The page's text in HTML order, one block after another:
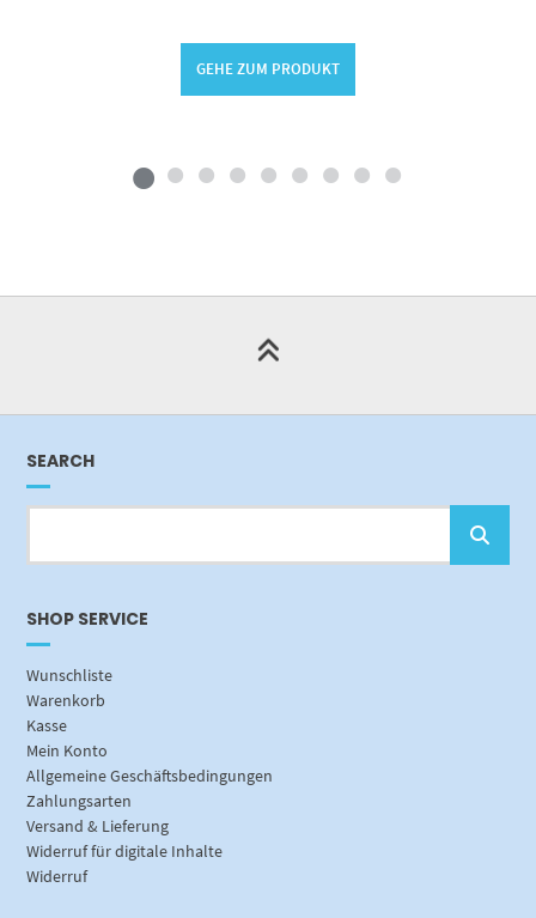
GEHE ZUM PRODUKT
SEARCH
SHOP SERVICE
Wunschliste
Warenkorb
Kasse
Mein Konto
Allgemeine Geschäftsbedingungen
Zahlungsarten
Versand & Lieferung
Widerruf für digitale Inhalte
Widerruf